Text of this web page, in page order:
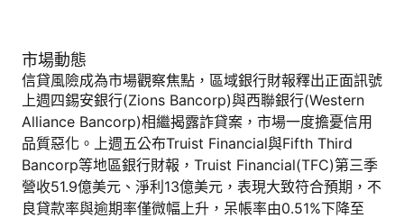
市場動態
信貸風險成為市場觀察焦點，區域銀行財報釋出正面訊號
上週四錫安銀行(Zions Bancorp)與西聯銀行(Western
Alliance Bancorp)相繼揭露詐貸案，市場一度擔憂信用
品質惡化。上週五公布Truist Financial與Fifth Third
Bancorp等地區銀行財報，Truist Financial(TFC)第三季
營收51.9億美元、淨利13億美元，表現大致符合預期，不
良貸款率與逾期率僅微幅上升，呆帳率由0.51%下降至